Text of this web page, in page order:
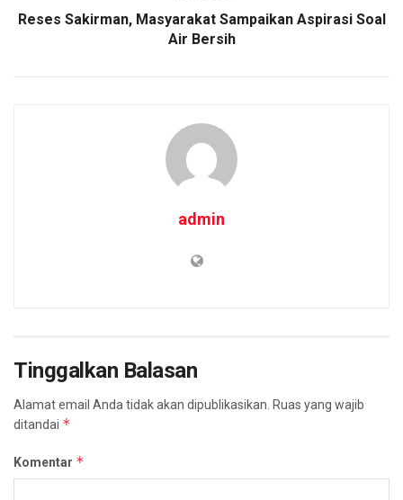
Reses Sakirman, Masyarakat Sampaikan Aspirasi Soal
Air Bersih
admin
Tinggalkan Balasan
Alamat email Anda tidak akan dipublikasikan. Ruas yang wajib
ditandai *
Komentar *